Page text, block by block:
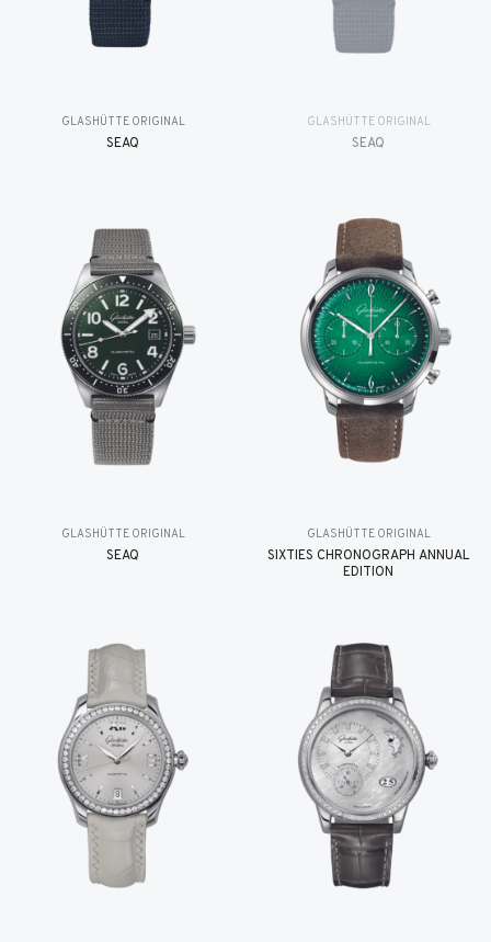
GLASHÜTTE ORIGINAL
SEAQ
GLASHÜTTE ORIGINAL
SEAQ
GLASHÜTTE ORIGINAL
SEAQ
GLASHÜTTE ORIGINAL
SIXTIES CHRONOGRAPH ANNUAL
EDITION